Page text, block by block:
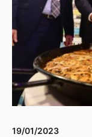
19/01/2023